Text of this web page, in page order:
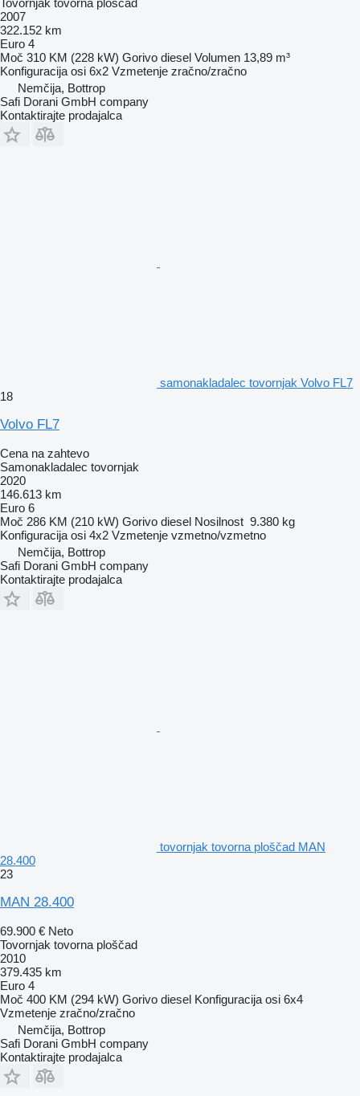
Tovornjak tovorna ploščad
2007
322.152 km
Euro 4
Moč 310 KM (228 kW) Gorivo diesel Volumen 13,89 m³
Konfiguracija osi 6x2 Vzmetenje zračno/zračno
Nemčija, Bottrop
Safi Dorani GmbH company
Kontaktirajte prodajalca
samonakladalec tovornjak Volvo FL7
18
Volvo FL7
Cena na zahtevo
Samonakladalec tovornjak
2020
146.613 km
Euro 6
Moč 286 KM (210 kW) Gorivo diesel Nosilnost 9.380 kg
Konfiguracija osi 4x2 Vzmetenje vzmetno/vzmetno
Nemčija, Bottrop
Safi Dorani GmbH company
Kontaktirajte prodajalca
tovornjak tovorna ploščad MAN
28.400
23
MAN 28.400
69.900 € Neto
Tovornjak tovorna ploščad
2010
379.435 km
Euro 4
Moč 400 KM (294 kW) Gorivo diesel Konfiguracija osi 6x4
Vzmetenje zračno/zračno
Nemčija, Bottrop
Safi Dorani GmbH company
Kontaktirajte prodajalca